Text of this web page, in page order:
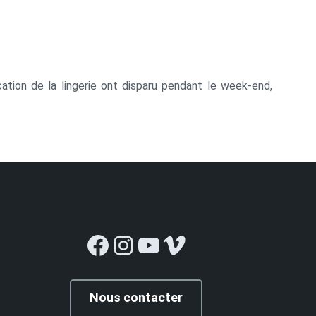
de la lingerie ont disparu pendant le week-end,
Facebook
Instagram
YouTube
Vimeo
Nous contacter